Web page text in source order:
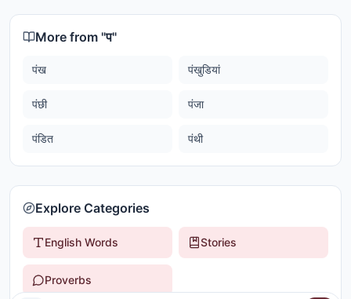
More from "प"
पंख पंखुडियां
पंछी पंजा
पंडित पंथी
Explore Categories
English Words Stories
Proverbs